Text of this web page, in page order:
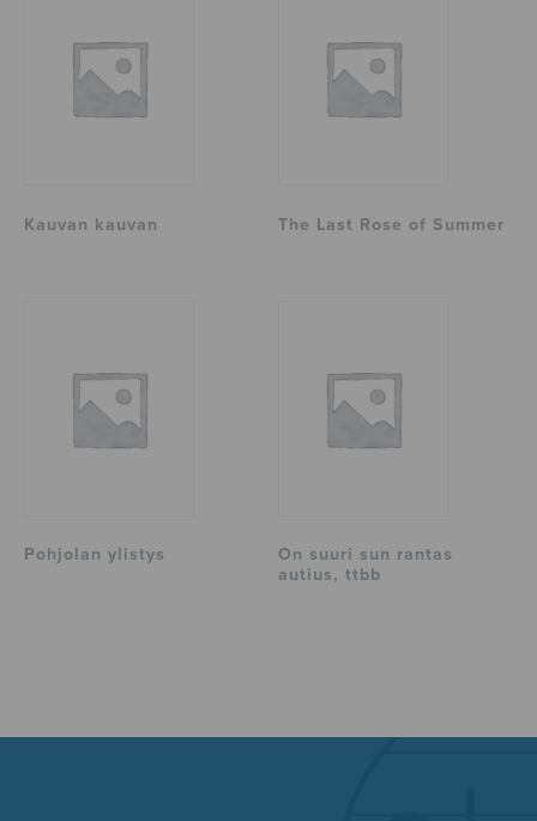
Kauvan kauvan The Last Rose of Summer
Pohjolan ylistys
On suuri sun rantas
autius, ttbb